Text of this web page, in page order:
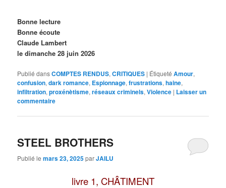
Bonne lecture
Bonne écoute
Claude Lambert
le dimanche 28 juin 2026
Publié dansCOMPTES RENDUS,CRITIQUES | Étiqueté Amour,
confusion,dark romance, Espionnage,frustrations,haine,
infiltration,proxénètisme,réseaux criminels,Violence | Laisser un
commentaire
STEEL BROTHERS
Publié lemars 23, 2025parJAILU
livre 1, CHÂTIMENT